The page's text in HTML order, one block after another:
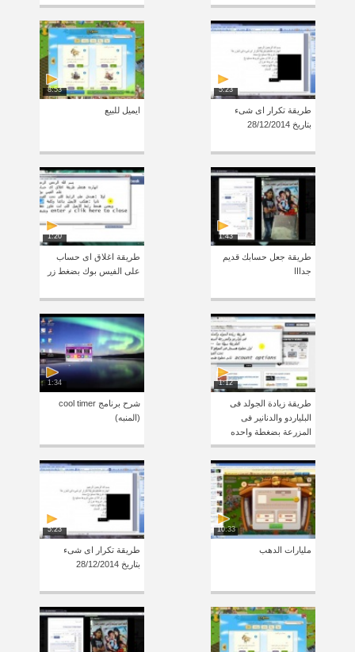
5:23
طريقة تكرار اى شىء
بتاريخ 28/12/2014
8:53
ايميل للبيع
1:43
طريقة جعل حسابك قديم
جدااا
1:20
طريقة اغلاق اى حساب
على الفيس بوك بضغط زر
1:12
طريقة زيادة الجولد فى
البلياردو والدنانير فى
المزرعة بضغطة واحده
1:34
شرح برنامج cool timer
(المنبه)
10:33
مليارات الدهب
5:23
طريقة تكرار اى شىء
بتاريخ 28/12/2014